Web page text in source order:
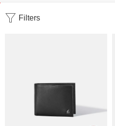
Filters